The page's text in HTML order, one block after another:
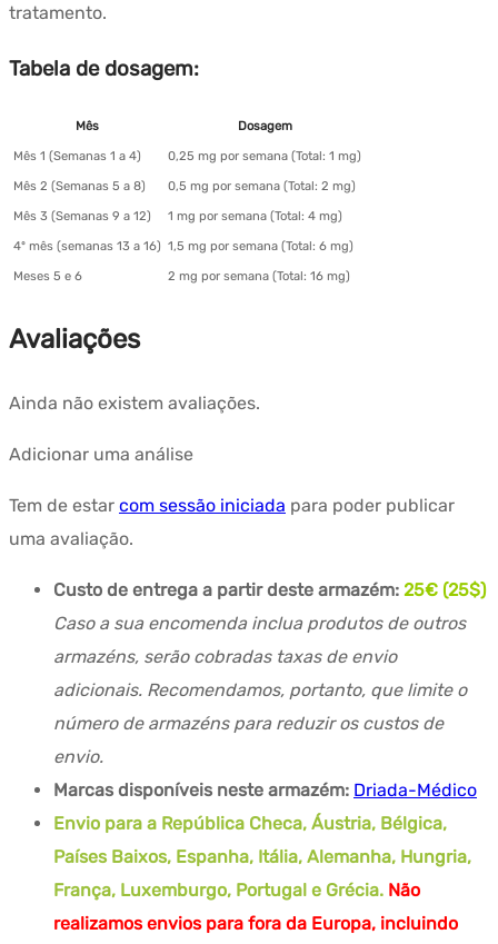
tratamento.
Tabela de dosagem:
Mês Dosagem
Mês 1 (Semanas 1 a 4) 0,25 mg por semana (Total: 1 mg)
Mês 2 (Semanas 5 a 8) 0,5 mg por semana (Total: 2 mg)
Mês 3 (Semanas 9 a 12) 1 mg por semana (Total: 4 mg)
4º mês (semanas 13 a 16) 1,5 mg por semana (Total: 6 mg)
Meses 5 e 6 2 mg por semana (Total: 16 mg)
Avaliações
Ainda não existem avaliações.
Adicionar uma análise
Tem de estar com sessão iniciada para poder publicar
uma avaliação.
Custo de entrega a partir deste armazém: 25€ (25$)
Caso a sua encomenda inclua produtos de outros
armazéns, serão cobradas taxas de envio
adicionais. Recomendamos, portanto, que limite o
número de armazéns para reduzir os custos de
envio.
Marcas disponíveis neste armazém: Driada-Médico
Envio para a República Checa, Áustria, Bélgica,
Países Baixos, Espanha, Itália, Alemanha, Hungria,
França, Luxemburgo, Portugal e Grécia. Não
realizamos envios para fora da Europa, incluindo